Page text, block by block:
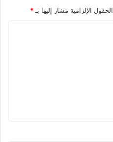
الحقول الإلزامية مشار إليها بـ*